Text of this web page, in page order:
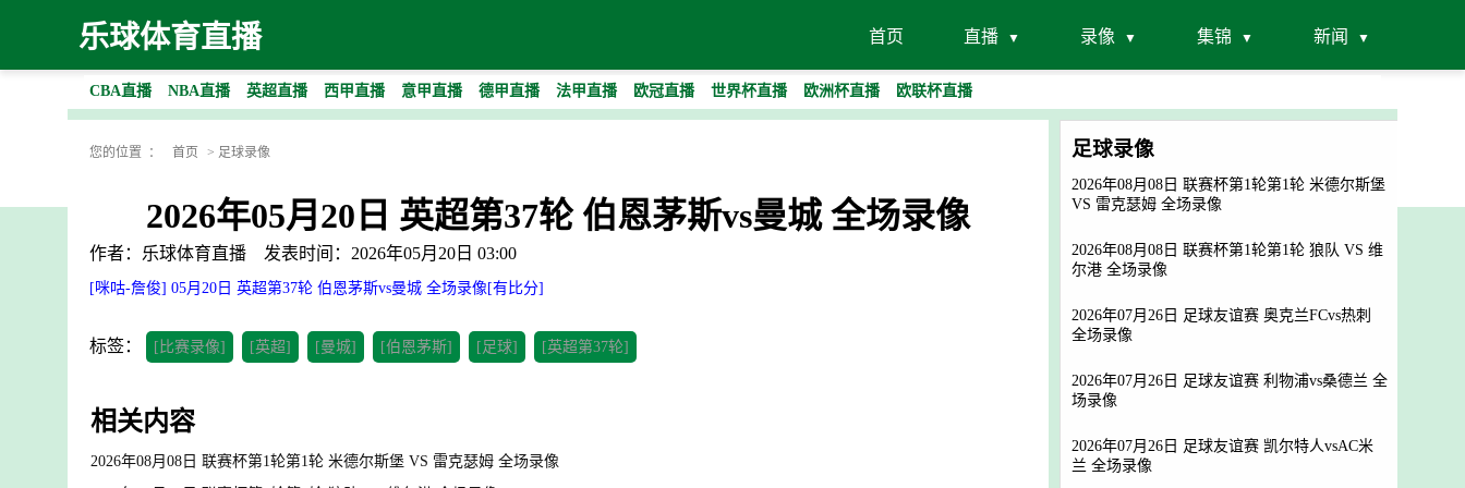
乐球体育直播 首页 直播 录像 集锦 新闻
CBA直播 NBA直播 英超直播 西甲直播 意甲直播 德甲直播 法甲直播 欧冠直播 世界杯直播 欧洲杯直播 欧联杯直播
您的位置 ： 首页 > 足球录像
2026年05月20日 英超第37轮 伯恩茅斯vs曼城 全场录像
作者：乐球体育直播 发表时间：2026年05月20日 03:00
[咪咕-詹俊] 05月20日 英超第37轮 伯恩茅斯vs曼城 全场录像[有比分]
标签： [比赛录像] [英超] [曼城] [伯恩茅斯] [足球] [英超第37轮]
相关内容
2026年08月08日 联赛杯第1轮第1轮 米德尔斯堡 VS 雷克瑟姆 全场录像
足球录像
2026年08月08日 联赛杯第1轮第1轮 米德尔斯堡
VS 雷克瑟姆 全场录像
2026年08月08日 联赛杯第1轮第1轮 狼队 VS 维
尔港 全场录像
2026年07月26日 足球友谊赛 奥克兰FCvs热刺
全场录像
2026年07月26日 足球友谊赛 利物浦vs桑德兰 全
场录像
2026年07月26日 足球友谊赛 凯尔特人vsAC米
兰 全场录像